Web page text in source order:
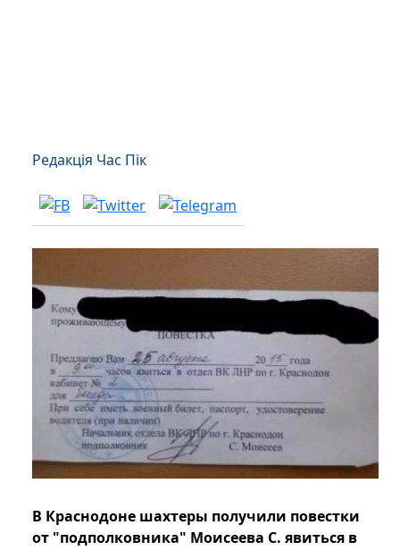
Редакція Час Пік
В Краснодоне шахтеры получили повестки
от "подполковника" Моисеева С. явиться в